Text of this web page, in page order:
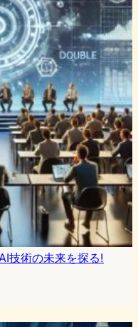
技術の未来を探る!